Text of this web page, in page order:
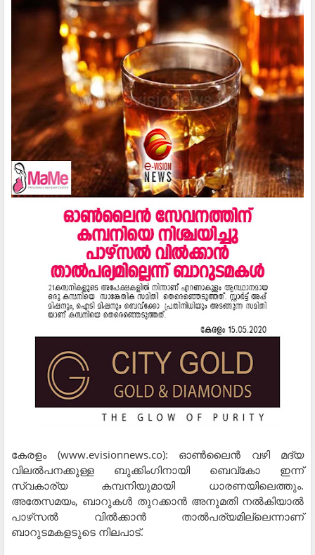
കേരളം (www.evisionnews.co): ഓണ്‍ലൈന്‍ വഴി മദ്യ
വിലല്‍പനക്കുള്ള ബുക്കിംഗിനായി ബെവ്‌കോ ഇന്ന്
സ്വകാര്യ കമ്പനിയുമായി ധാരണയിലെത്തും.
അതേസമയം, ബാറുകള്‍ തുറക്കാന്‍ അനുമതി നല്‍കിയാല്‍
പാഴ്‌സല്‍ വില്‍ക്കാന്‍ താല്‍പര്യമില്ലെന്നാണ്
ബാറുടമകളടുടെ നിലപാട്.